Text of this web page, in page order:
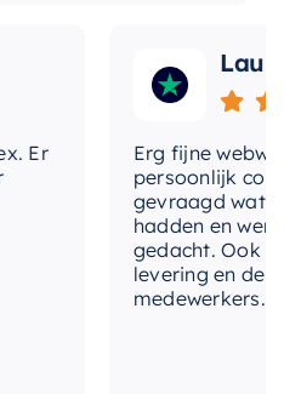
Laura
Erg fijne webwinkel,
persoonlijk contact
gevraagd wat we
hadden en werd
gedacht. Ook in de
levering en
medewerkers. Wij